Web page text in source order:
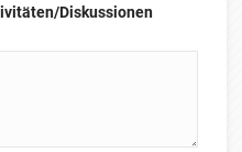
Diskussionen